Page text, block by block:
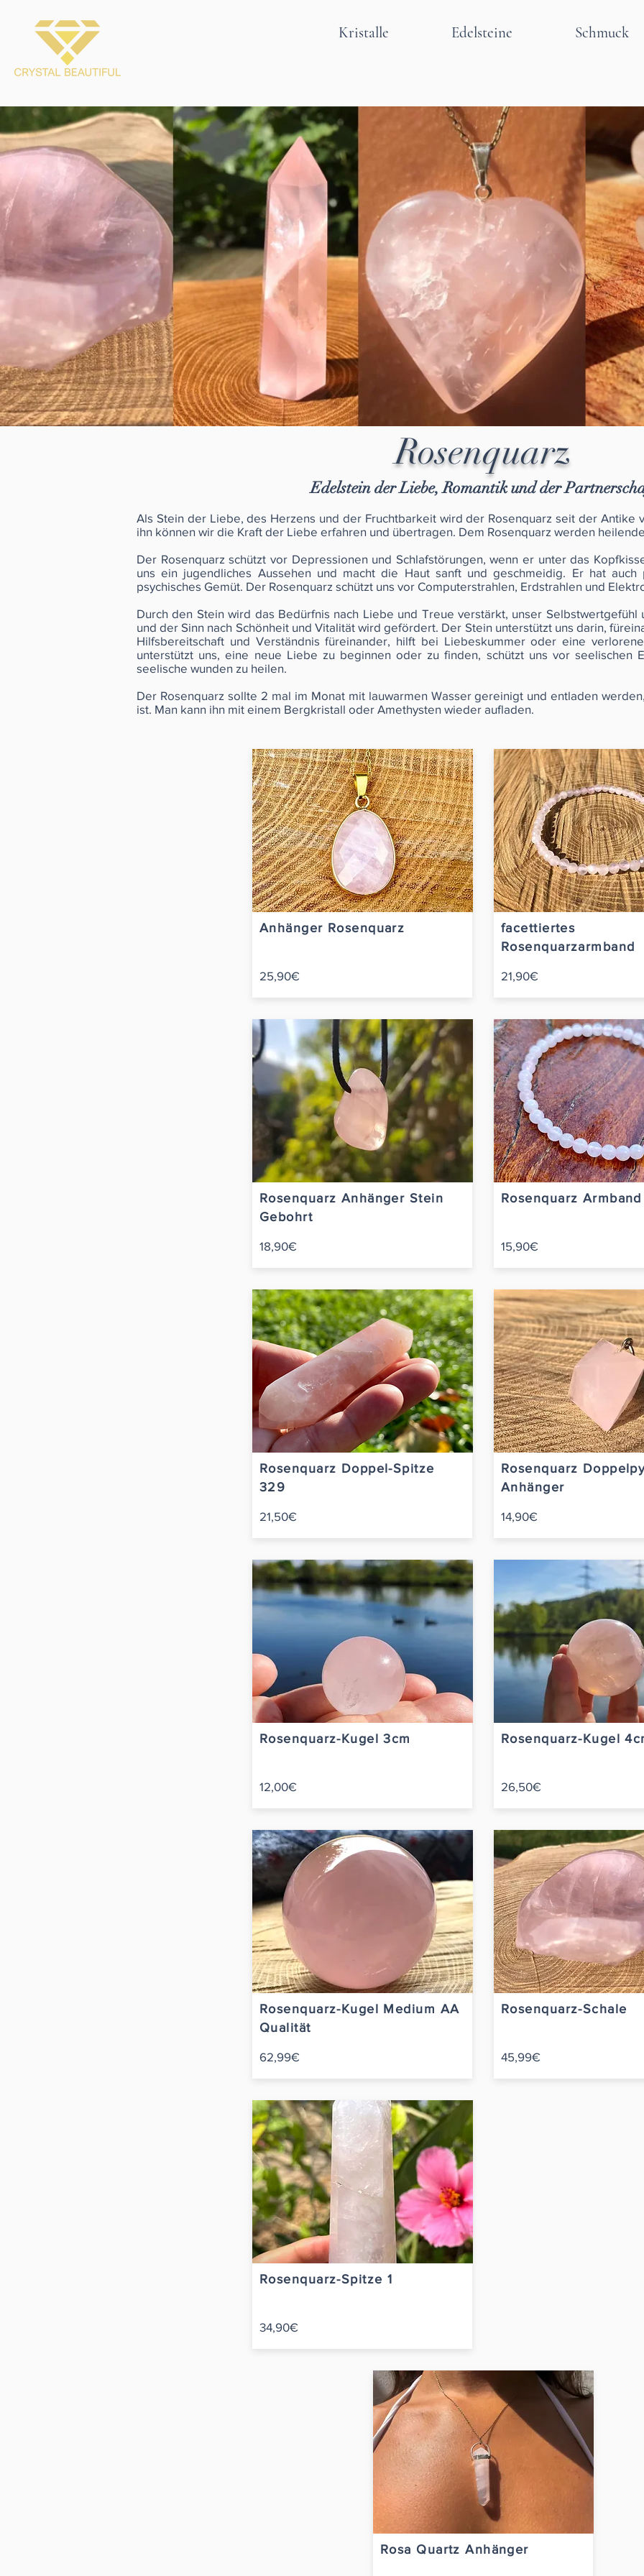
Kristalle Edelsteine Schmuck
Rosenquarz
Edelstein der Liebe, Romantik und der
Als Stein der Liebe, des Herzens und der Fruchtbarkeit wird der Rosenquarz seit der Antike
ihn können wir die Kraft der Liebe erfahren und übertragen. Dem Rosenquarz werden
Der Rosenquarz schützt vor Depressionen und Schlafstörungen, wenn er unter das
uns ein jugendliches Aussehen und macht die Haut sanft und geschmeidig. Er hat auch
psychisches Gemüt. Der Rosenquarz schützt uns vor Computerstrahlen, Erdstrahlen und
Durch den Stein wird das Bedürfnis nach Liebe und Treue verstärkt, unser
und der Sinn nach Schönheit und Vitalität wird gefördert. Der Stein unterstützt uns darin,
Hilfsbereitschaft und Verständnis füreinander, hilft bei Liebeskummer oder eine
unterstützt uns, eine neue Liebe zu beginnen oder zu finden, schützt uns vor seelischen
seelische wunden zu heilen.
Der Rosenquarz sollte 2 mal im Monat mit lauwarmen Wasser gereinigt und entladen
ist. Man kann ihn mit einem Bergkristall oder Amethysten wieder aufladen.
Anhänger Rosenquarz
25,90€
Rosenquarz Anhänger Stein
Gebohrt
18,90€
Rosenquarz Doppel-Spitze
329
21,50€
Rosenquarz-Kugel 3cm
12,00€
Rosenquarz-Kugel Medium AA
Qualität
62,99€
Rosenquarz-Spitze 1
34,90€
facettiertes
Rosenquarzarmband
21,90€
Rosenquarz
15,90€
Rosenquarz
Anhänger
14,90€
Rosenquarz-Kugel
26,50€
Rosenquarz-Schale
45,99€
Rosa Quartz Anhänger